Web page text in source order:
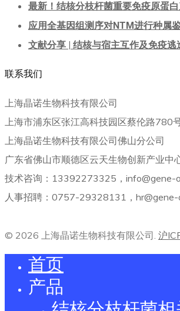
最新！结核分枝杆菌重要免疫原蛋
应用全基因组测序对NTM进行种属
文献分享 | 结核与宿主互作及免疫逃
联系我们
上海晶诺生物科技有限公司
上海市浦东区张江高科技园区蔡伦路780
上海晶诺生物科技有限公司佛山分公司
广东省佛山市顺德区云天生物创新产业中
技术咨询：13392273325，info@gene-
人事招聘：0757-29328131，hr@gene-
© 2026 上海晶诺生物科技有限公司. 沪
首页
产品